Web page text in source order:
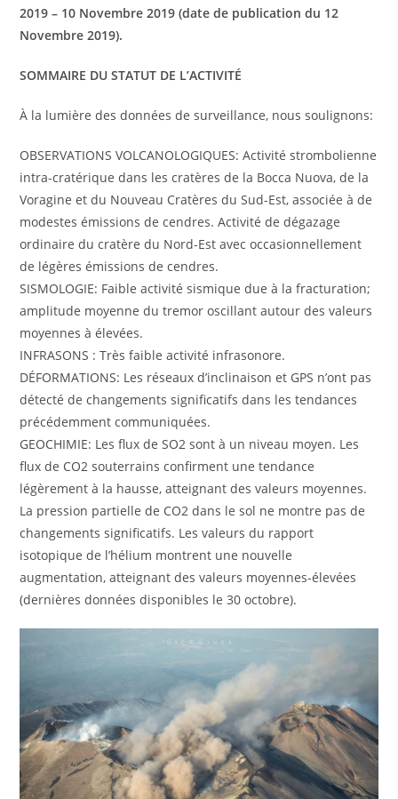
2019 – 10 Novembre 2019 (date de publication du 12
Novembre 2019).
SOMMAIRE DU STATUT DE L’ACTIVITÉ
À la lumière des données de surveillance, nous soulignons:
OBSERVATIONS VOLCANOLOGIQUES: Activité strombolienne
intra-cratérique dans les cratères de la Bocca Nuova, de la
Voragine et du Nouveau Cratères du Sud-Est, associée à de
modestes émissions de cendres. Activité de dégazage
ordinaire du cratère du Nord-Est avec occasionnellement
de légères émissions de cendres.
SISMOLOGIE: Faible activité sismique due à la fracturation;
amplitude moyenne du tremor oscillant autour des valeurs
moyennes à élevées.
INFRASONS : Très faible activité infrasonore.
DÉFORMATIONS: Les réseaux d’inclinaison et GPS n’ont pas
détecté de changements significatifs dans les tendances
précédemment communiquées.
GEOCHIMIE: Les flux de SO2 sont à un niveau moyen. Les
flux de CO2 souterrains confirment une tendance
légèrement à la hausse, atteignant des valeurs moyennes.
La pression partielle de CO2 dans le sol ne montre pas de
changements significatifs. Les valeurs du rapport
isotopique de l’hélium montrent une nouvelle
augmentation, atteignant des valeurs moyennes-élevées
(dernières données disponibles le 30 octobre).